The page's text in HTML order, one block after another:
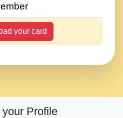
your card
Profile